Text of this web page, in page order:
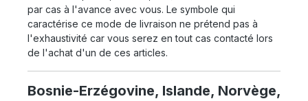
par cas à l'avance avec vous. Le symbole qui
caractérise ce mode de livraison ne prétend pas à
l'exhaustivité car vous serez en tout cas contacté lors
de l'achat d'un de ces articles.
Bosnie-Erzégovine, Islande, Norvège,